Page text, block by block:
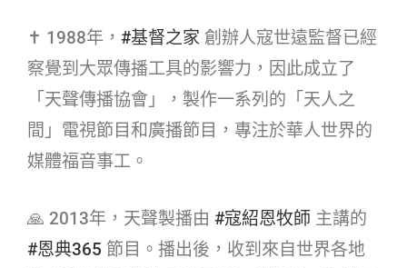
✝ 1988年， #基督之家​ 創辦人寇世遠監督已經
察覺到大眾傳播工具的影響力，因此成立了
「天聲傳播協會」，製作一系列的「天人之
間」電視節目和廣播節目，專注於華人世界的
媒體福音事工。
🙏 2013年，天聲製播由 #寇紹恩牧師​ 主講的
#恩典365​ 節目。播出後，收到來自世界各地